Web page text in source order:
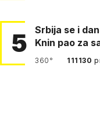
5
Srbija se i
Knin pao za
360° 111130